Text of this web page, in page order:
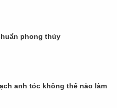
phong thủy
anh tóc không thể nào làm